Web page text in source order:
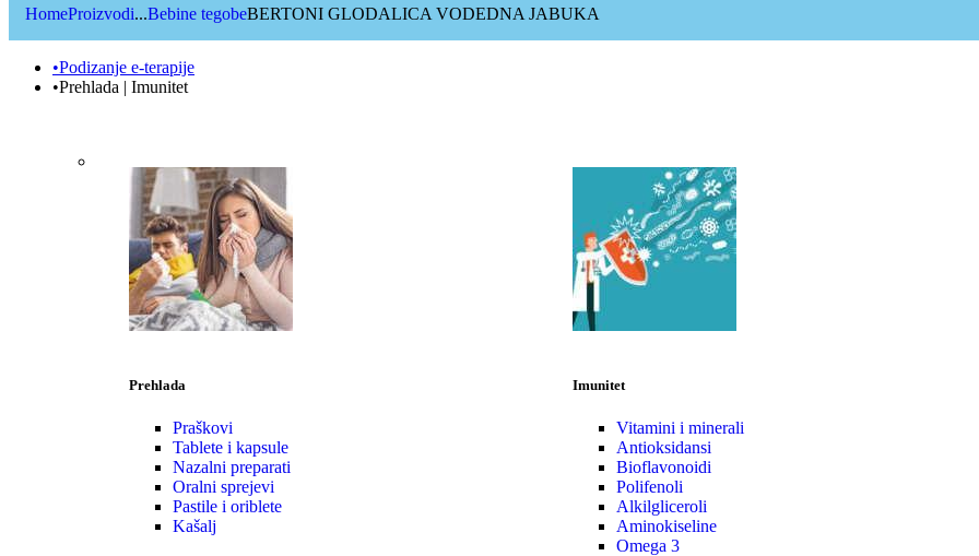
HomeProizvodi...Bebine tegobeBERTONI GLODALICA VODEDNA JABUKA
•Podizanje e-terapije
•Prehlada | Imunitet
Prehlada
Praškovi
Tablete i kapsule
Nazalni preparati
Oralni sprejevi
Pastile i oriblete
Kašalj
Imunitet
Vitamini i minerali
Antioksidansi
Bioflavonoidi
Polifenoli
Alkilgliceroli
Aminokiseline
Omega 3